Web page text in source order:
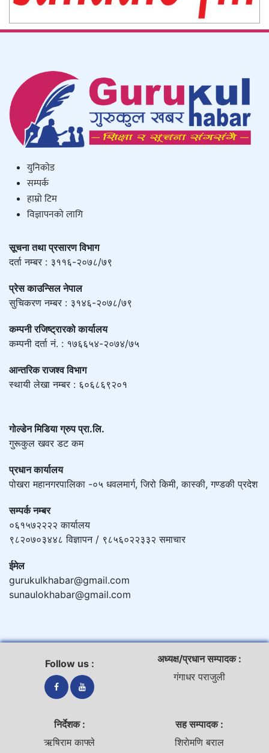
युनिकाेड
सम्पर्क
हाम्राे टिम
विज्ञापनको लागि
सूचना तथा प्रसारण विभाग
दर्ता नम्बर : ३११६-२०७८/७९
प्रेस काउन्सिल नेपाल
सुचिकरण नम्बर : ३१४६-२०७८/७९
कम्पनी रजिष्ट्रारको कार्यालय
कम्पनी दर्ता नं. : १७६६५४-२०७४/७५
आन्तरिक राजश्व विभाग
स्थायी लेखा नम्बर : ६०६८६९२०१
गोल्डेन मिडिया ग्रुप प्रा.लि.
गुरूकुल खवर डट कम
प्रधान कार्यालय
पोखरा महानगरपालिका -०५ धवलमार्ग, जिरो किमी, कास्की, गण्डकी प्रदेश
सम्पर्क नम्बर
०६१५७२२२२ कार्यालय
९८२०७०३४४८ विज्ञापन / ९८५६०२२३३२ समाचार
ईमेल
gurukulkhabar@gmail.com
sunaulokhabar@gmail.com
Follow us :
अध्यक्ष/प्रधान सम्पादक :
गंगाधर पराजुली
निर्देशक :
ऋषिराम काफ्ले
सह सम्पादक :
शिराेमणि बराल